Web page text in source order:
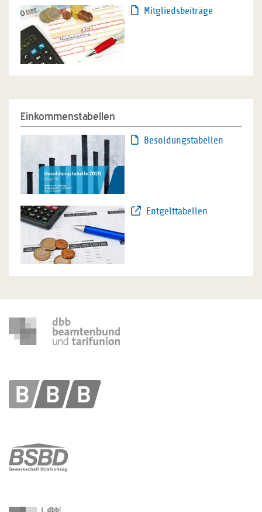
Mitgliedsbeiträge
Einkommenstabellen
Besoldungstabellen
Entgelttabellen